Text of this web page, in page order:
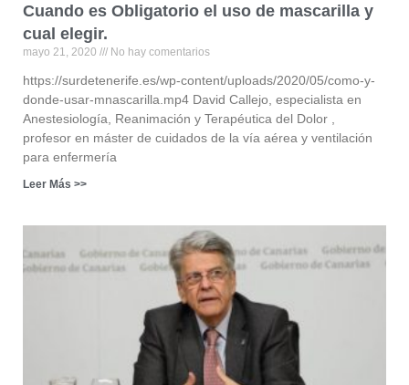
Cuando es Obligatorio el uso de mascarilla y
cual elegir.
mayo 21, 2020 No hay comentarios
https://surdetenerife.es/wp-content/uploads/2020/05/como-y-
donde-usar-mnascarilla.mp4 David Callejo, especialista en
Anestesiología, Reanimación y Terapéutica del Dolor ,
profesor en máster de cuidados de la vía aérea y ventilación
para enfermería
Leer Más >>